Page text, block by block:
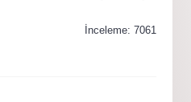
İnceleme: 7061